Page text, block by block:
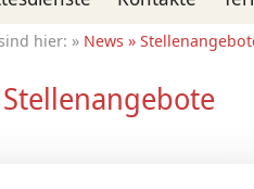
News